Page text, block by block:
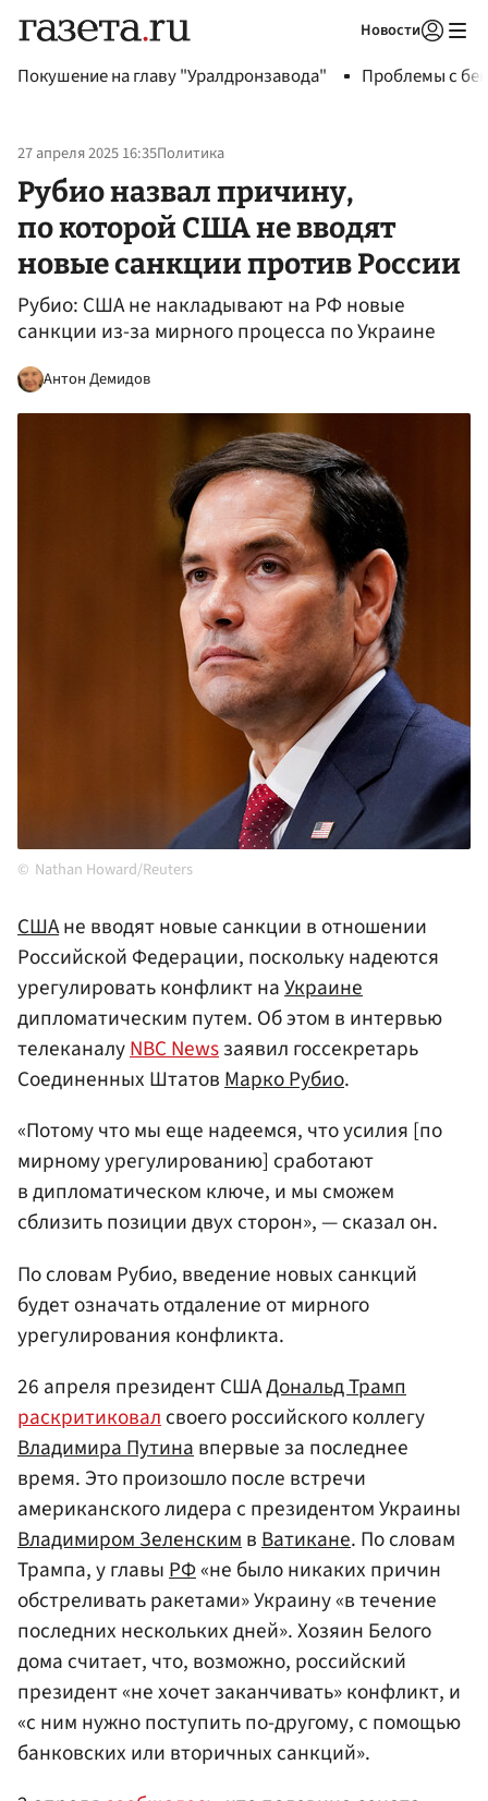
Новости
Покушение на главу "Уралдронзавода" Проблемы с
27 апреля 2025 16:35Политика
Рубио назвал причину,
по которой США не вводят
новые санкции против России
Рубио: США не накладывают на РФ новые
санкции из-за мирного процесса по Украине
Антон Демидов
Nathan Howard/Reuters
СШАне вводят новые санкции в отношении
Российской Федерации, поскольку надеются
урегулировать конфликт наУкраине
дипломатическим путем. Об этом в интервью
телеканалуNBC Newsзаявил госсекретарь
Соединенных ШтатовМарко Рубио.
«Потому что мы еще надеемся, что усилия [по
мирному урегулированию] сработают
в дипломатическом ключе, и мы сможем
сблизить позиции двух сторон», — сказал он.
По словам Рубио, введение новых санкций
будет означать отдаление от мирного
урегулирования конфликта.
26 апреля президент СШАДональд Трамп
раскритиковалсвоего российского коллегу
Владимира Путинавпервые за последнее
время. Это произошло после встречи
американского лидера с президентом Украины
Владимиром ЗеленскимвВатикане. По словам
Трампа, у главыРФ«не было никаких причин
обстреливать ракетами» Украину «в течение
последних нескольких дней». Хозяин Белого
дома считает, что, возможно, российский
президент «не хочет заканчивать» конфликт, и
«с ним нужно поступить по-другому, с помощью
банковских или вторичных санкций».